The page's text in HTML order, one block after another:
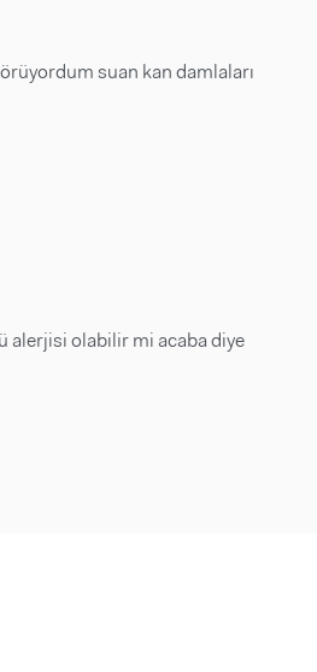
suan kan damlaları
alerjisi olabilir mi acaba diye